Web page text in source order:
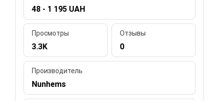
48 - 1 195 UAH
Просмотры
3.3K
Отзывы
0
Производитель
Nunhems